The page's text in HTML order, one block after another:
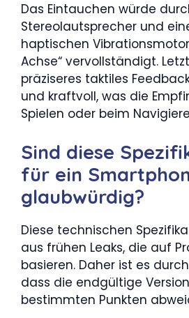
Das Eintauchen würde
Stereolautsprecher und
haptischen
Achse“ vervollständigt.
präziseres taktiles
und kraftvoll, was die
Spielen oder beim
Sind diese
für ein
glaubwürdig?
Diese technischen
aus frühen Leaks, die auf
basieren. Daher ist es
dass die endgültige
bestimmten Punkten